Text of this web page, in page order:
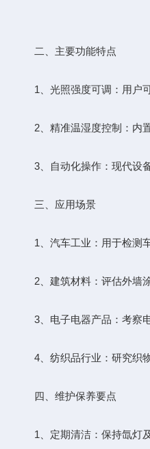
二、主要功能特点
1、光照强度可调：用户可
2、精准温湿度控制：内置
3、自动化操作：现代设备
三、应用场景
1、汽车工业：用于检测车
2、建筑材料：评估外墙涂
3、电子电器产品：考察电
4、纺织品行业：研究织物
四、维护保养要点
1、定期清洁：保持氙灯及